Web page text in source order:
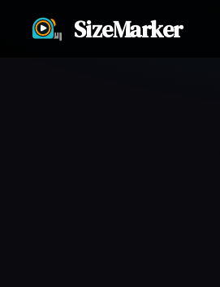
SizeMarker